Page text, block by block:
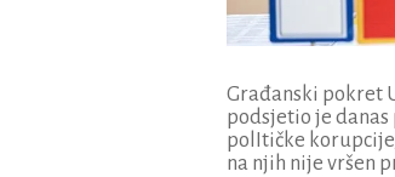
Građanski pokret
podsjetio je
polItičke
na njih nije vršen